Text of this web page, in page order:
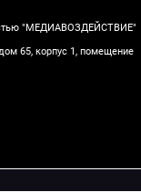
"МЕДИАВОЗДЕЙСТВИЕ"
65, корпус 1, помещение